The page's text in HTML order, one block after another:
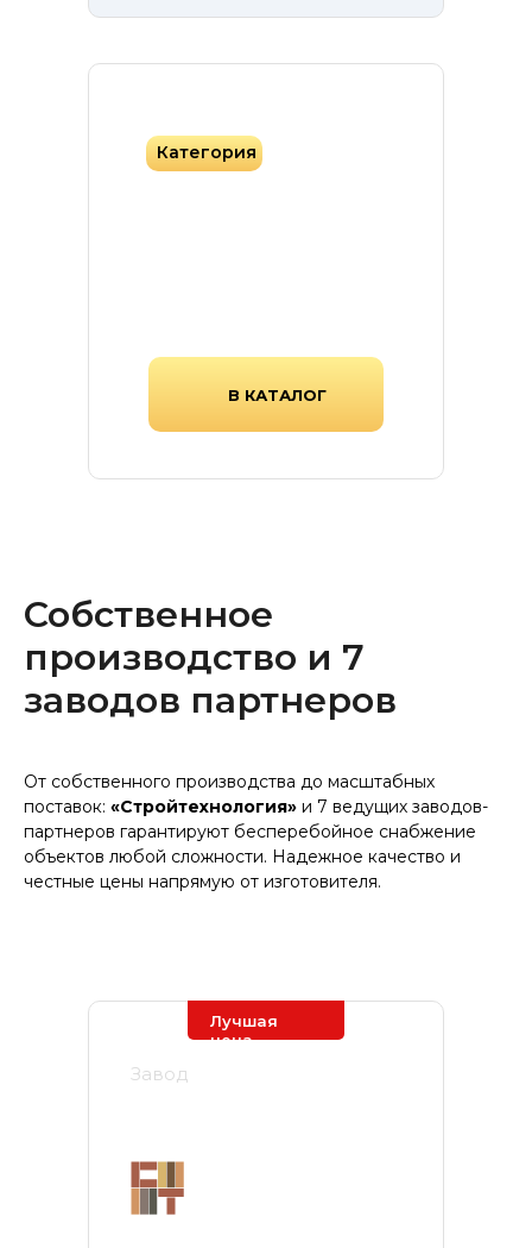
В КАТАЛОГ
Категория
Собственное
производство и 7
заводов партнеров
От собственного производства до масштабных
поставок: «Стройтехнология» и 7 ведущих заводов-
партнеров гарантируют бесперебойное снабжение
объектов любой сложности. Надежное качество и
честные цены напрямую от изготовителя.
Завод
Лучшая
цена